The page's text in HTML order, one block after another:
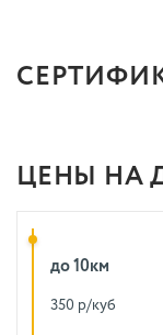
ЦЕНЫ НА
до 10км
350 р/куб